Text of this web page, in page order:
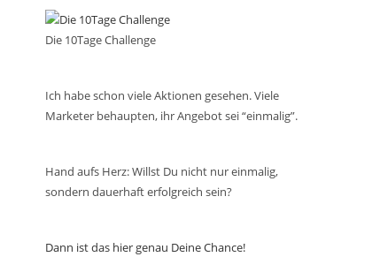
Die 10Tage Challenge
Ich habe schon viele Aktionen gesehen. Viele
Marketer behaupten, ihr Angebot sei “einmalig”.
Hand aufs Herz: Willst Du nicht nur einmalig,
sondern dauerhaft erfolgreich sein?
Dann ist das hier genau Deine Chance!